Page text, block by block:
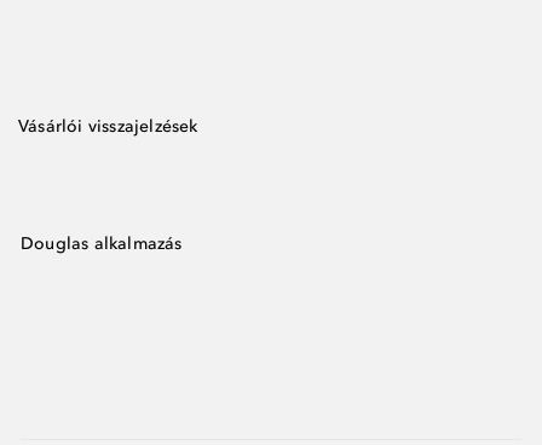
Vásárlói visszajelzések
Douglas alkalmazás